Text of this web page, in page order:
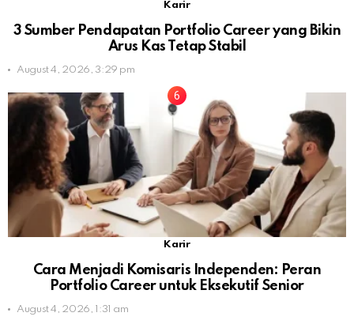
Karir
3 Sumber Pendapatan Portfolio Career yang Bikin
Arus Kas Tetap Stabil
August 4, 2026, 3:29 pm
Karir
Cara Menjadi Komisaris Independen: Peran
Portfolio Career untuk Eksekutif Senior
August 4, 2026, 1:31 am